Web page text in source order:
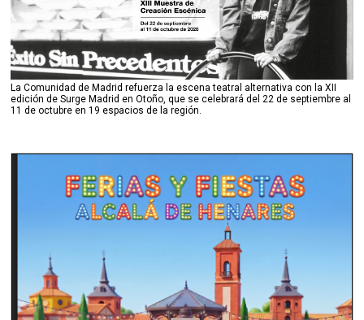
La Comunidad de Madrid refuerza la escena teatral alternativa con la XII
edición de Surge Madrid en Otoño, que se celebrará del 22 de septiembre al
11 de octubre en 19 espacios de la región.